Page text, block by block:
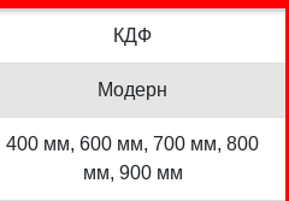
КДФ
Модерн
400 мм, 600 мм, 700 мм, 800
мм, 900 мм